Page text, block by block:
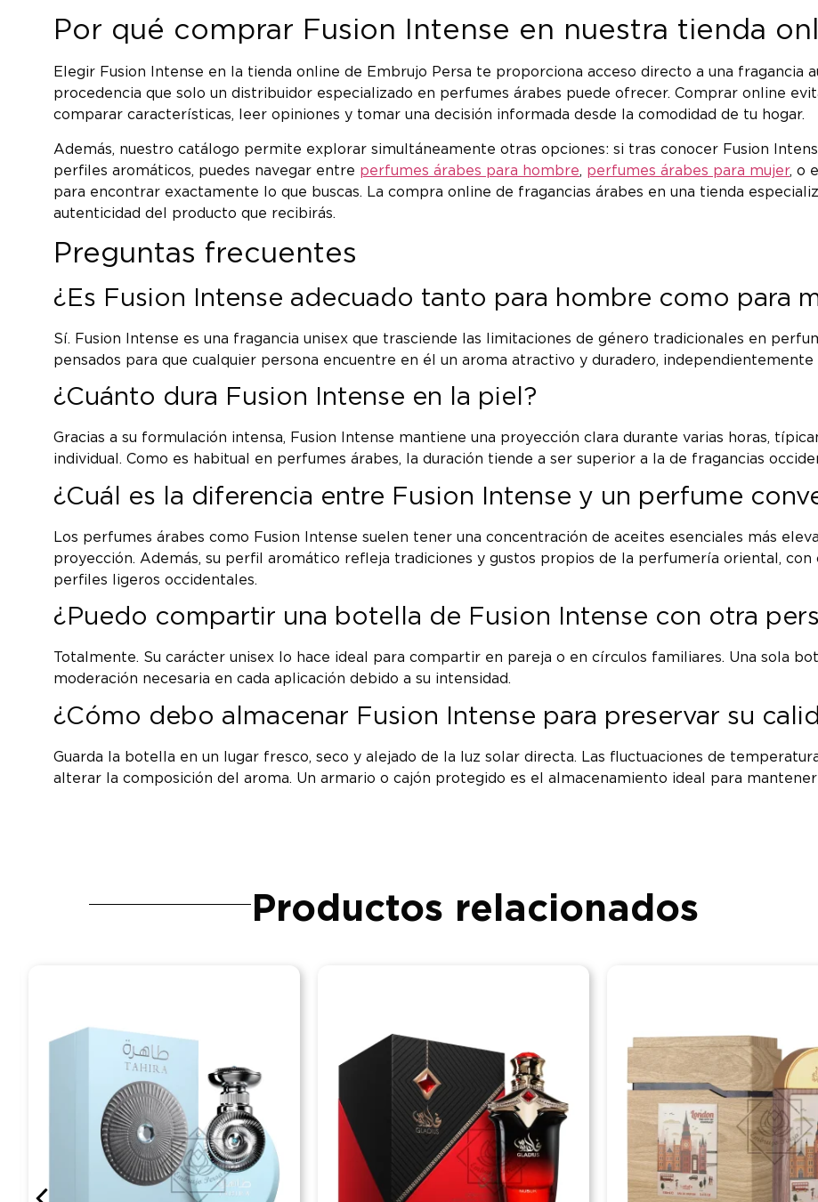
Por qué comprar Fusion Intense en nuestra tienda
Elegir Fusion Intense en la tienda online de Embrujo Persa te proporciona acceso directo a una fragancia
procedencia que solo un distribuidor especializado en perfumes árabes puede ofrecer. Comprar online
comparar características, leer opiniones y tomar una decisión informada desde la comodidad de tu hogar.
Además, nuestro catálogo permite explorar simultáneamente otras opciones: si tras conocer Fusion
perfiles aromáticos, puedes navegar entre perfumes árabes para hombre, perfumes árabes para mujer, o
para encontrar exactamente lo que buscas. La compra online de fragancias árabes en una tienda
autenticidad del producto que recibirás.
Preguntas frecuentes
¿Es Fusion Intense adecuado tanto para hombre como para
Sí. Fusion Intense es una fragancia unisex que trasciende las limitaciones de género tradicionales en
pensados para que cualquier persona encuentre en él un aroma atractivo y duradero, independientemente
¿Cuánto dura Fusion Intense en la piel?
Gracias a su formulación intensa, Fusion Intense mantiene una proyección clara durante varias horas,
individual. Como es habitual en perfumes árabes, la duración tiende a ser superior a la de fragancias
¿Cuál es la diferencia entre Fusion Intense y un perfume
Los perfumes árabes como Fusion Intense suelen tener una concentración de aceites esenciales más
proyección. Además, su perfil aromático refleja tradiciones y gustos propios de la perfumería oriental,
perfiles ligeros occidentales.
¿Puedo compartir una botella de Fusion Intense con otra
Totalmente. Su carácter unisex lo hace ideal para compartir en pareja o en círculos familiares. Una sola
moderación necesaria en cada aplicación debido a su intensidad.
¿Cómo debo almacenar Fusion Intense para preservar su
Guarda la botella en un lugar fresco, seco y alejado de la luz solar directa. Las fluctuaciones de
alterar la composición del aroma. Un armario o cajón protegido es el almacenamiento ideal para
Productos relacionados